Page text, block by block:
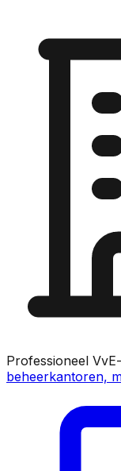
Professioneel
beheerkantoren,